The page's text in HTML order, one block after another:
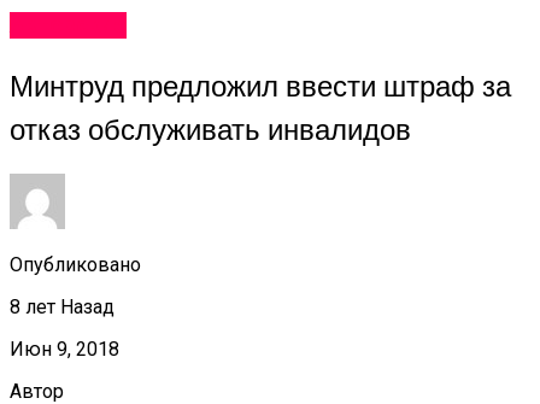
Минтруд предложил ввести штраф за
отказ обслуживать инвалидов
Опубликовано
8 лет Назад
Июн 9, 2018
Автор